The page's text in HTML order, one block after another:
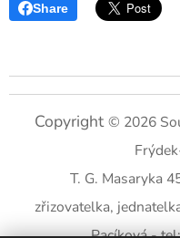
Share
Copyright© 2026
T. G. Masaryka
zřizovatelka,